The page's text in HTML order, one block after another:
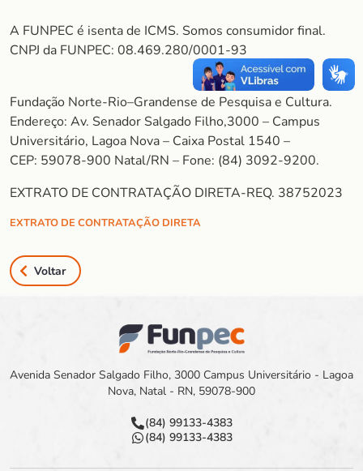
A FUNPEC é isenta de ICMS. Somos consumidor final.
CNPJ da FUNPEC: 08.469.280/0001-93
Fundação Norte-Rio–Grandense de Pesquisa e Cultura.
Endereço: Av. Senador Salgado Filho,3000 – Campus
Universitário, Lagoa Nova – Caixa Postal 1540 –
CEP: 59078-900 Natal/RN – Fone: (84) 3092-9200.
EXTRATO DE CONTRATAÇÃO DIRETA-REQ. 38752023
EXTRATO DE CONTRATAÇÃO DIRETA
Voltar
Avenida Senador Salgado Filho, 3000 Campus Universitário - Lagoa
Nova, Natal - RN, 59078-900
(84) 99133-4383
(84) 99133-4383